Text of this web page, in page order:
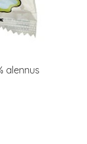
alennus